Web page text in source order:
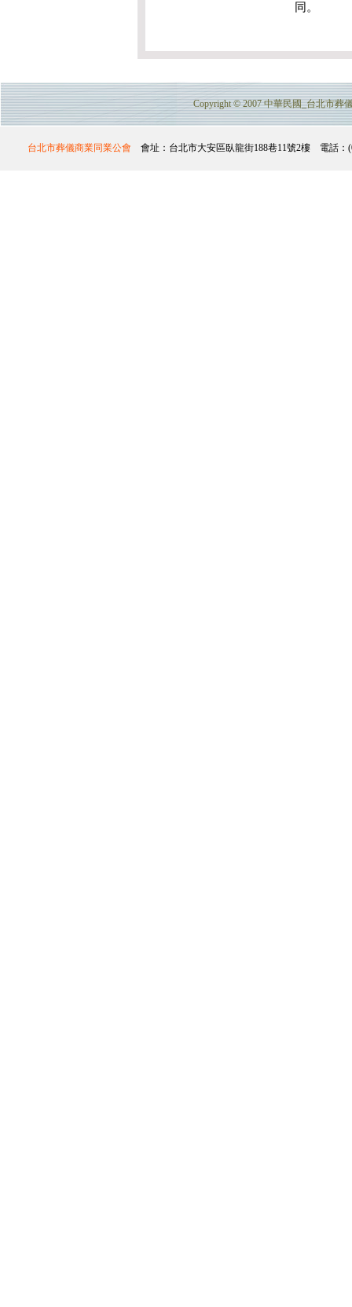
同。
Copyright © 2007 中華民國_台北市
台北市葬儀商業同業公會 會址：台北市大安區臥龍街188巷11號2樓 電話：